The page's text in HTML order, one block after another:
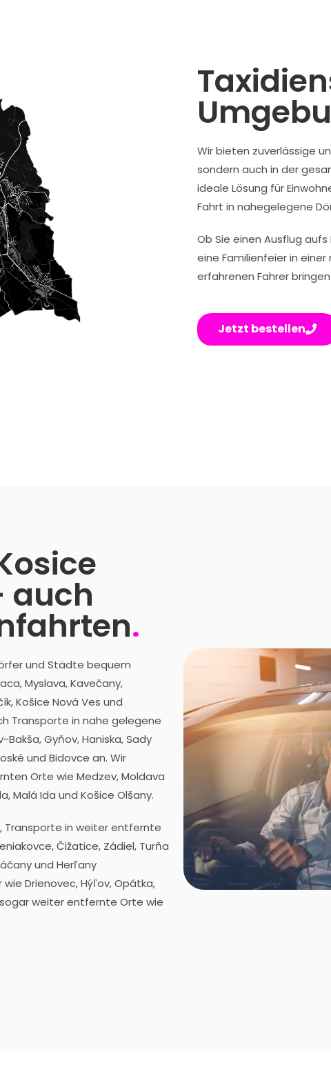
Wir bieten zuverlässige
sondern auch in der
ideale Lösung für
Fahrt in nahegelegene
Ob Sie einen Ausflug
eine Familienfeier in
erfahrenen Fahrer
Jetzt bestellen
auch
.
und Städte bequem
Myslava, Kavečany,
Košice Nová Ves und
Transporte in nahe gelegene
Bakša, Gyňov, Haniska, Sady
und Bidovce an. Wir
Orte wie Medzev, Moldava
Malá Ida und Košice Olšany.
Transporte in weiter entfernte
Čižatice, Zádiel, Turňa
und Herľany
Drienovec, Hýľov, Opátka,
weiter entfernte Orte wie